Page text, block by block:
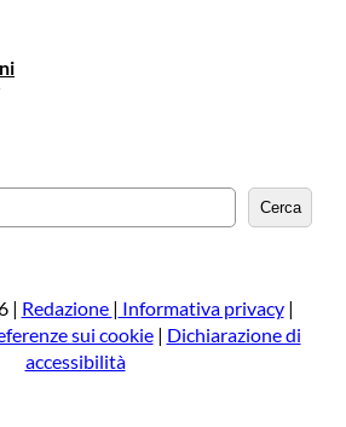
e
a
Cerca
| Redazione | Informativa privacy|
sui cookie| Dichiarazione di
accessibilità